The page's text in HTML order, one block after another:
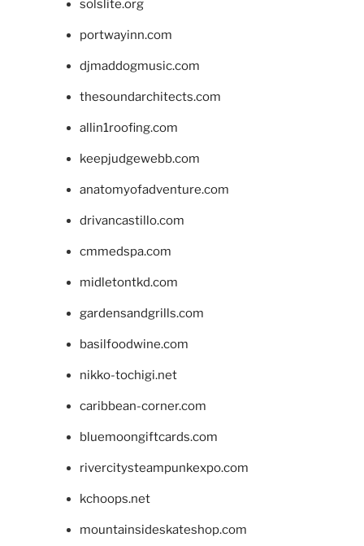
solslite.org
portwayinn.com
djmaddogmusic.com
thesoundarchitects.com
allin1roofing.com
keepjudgewebb.com
anatomyofadventure.com
drivancastillo.com
cmmedspa.com
midletontkd.com
gardensandgrills.com
basilfoodwine.com
nikko-tochigi.net
caribbean-corner.com
bluemoongiftcards.com
rivercitysteampunkexpo.com
kchoops.net
mountainsideskateshop.com